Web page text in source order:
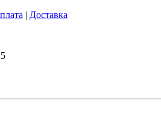
| Доставка